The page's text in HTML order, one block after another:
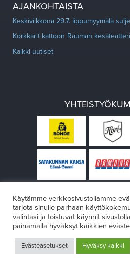
AJANKOHTAISTA
Keskiviikkona 29.7. lippumyymälä
Korkkarit kattoon Rauman
Kaikki uutiset
Design:VÄRIKÄS
Käytämme verkkosivustollamme
tarjota sinulle parhaan
valintasi ja toistuvat käynnit
painamalla hyväksyt kaikkien
Evästeasetukset Hyväksy kaikki